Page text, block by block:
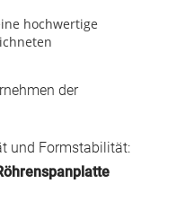
hochwertige
der
und Formstabilität: